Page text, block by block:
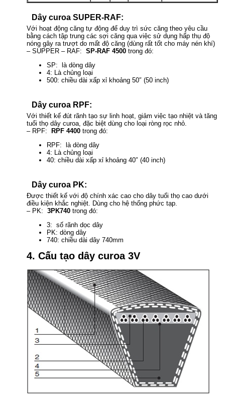
Dây curoa SUPER-RAF:
Với hoạt động căng tự động để duy trì sức căng theo yêu cầu
bằng cách tập trung các sợi căng qua việc sử dụng hấp thụ độ
nóng gây ra trượt do mất độ căng (dùng rất tốt cho máy nén khí)
– SUPPER – RAF: SP-RAF 4500 trong đó:
SP: là dòng dây
4: Là chủng loại
500: chiều dài xấp xỉ khoảng 50″ (50 inch)
Dây curoa RPF:
Với thiết kế đút rãnh tạo sự linh hoạt, giảm việc tạo nhiệt và tăng
tuổi thọ dây curoa, đặc biệt dùng cho loại ròng rọc nhỏ.
– RPF:
RPF 4400 trong đó:
RPF: là dòng dây
4: Là chủng loại
40: chiều dài xấp xỉ khoảng 40″ (40 inch)
Dây curoa PK:
Được thiết kế với độ chính xác cao cho dây tuổi thọ cao dưới
điều kiện khắc nghiệt. Dùng cho hệ thống phức tạp.
– PK: 3PK740 trong đó:
3: số rãnh dọc dây
PK: dòng dây
740: chiều dài dây 740mm
4. Cấu tạo dây curoa 3V